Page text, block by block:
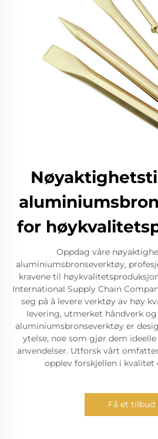
for
Oppdag våre
aluminiumsbronseverktøy,
kravene til
International Supply Chain
seg på å levere verktøy av høy
levering, utmerket håndverk
aluminiumsbronseverktøy er
ytelse, noe som gjør dem
anvendelser. Utforsk vårt
opplev forskjellen i kvalitet
Få et tilbud